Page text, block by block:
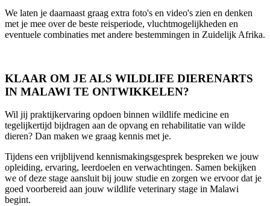
We laten je daarnaast graag extra foto's en video's zien en denken
met je mee over de beste reisperiode, vluchtmogelijkheden en
eventuele combinaties met andere bestemmingen in Zuidelijk Afrika.
KLAAR OM JE ALS WILDLIFE DIERENARTS
IN MALAWI TE ONTWIKKELEN?
Wil jij praktijkervaring opdoen binnen wildlife medicine en
tegelijkertijd bijdragen aan de opvang en rehabilitatie van wilde
dieren? Dan maken we graag kennis met je.
Tijdens een vrijblijvend kennismakingsgesprek bespreken we jouw
opleiding, ervaring, leerdoelen en verwachtingen. Samen bekijken
we of deze stage aansluit bij jouw studie en zorgen we ervoor dat je
goed voorbereid aan jouw wildlife veterinary stage in Malawi
begint.